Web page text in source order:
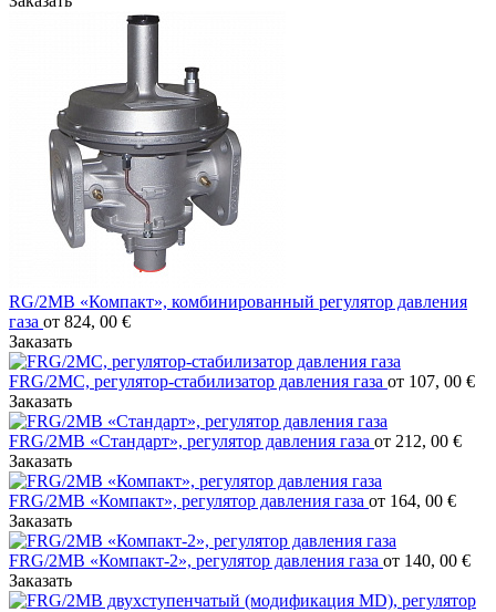
Максимальная пропускная способность до 25 нм3/ч
RG/2MB «Компакт», комбинированный регулятор давления
газа от 824, 00 €
Заказать
FRG/2MC, регулятор-стабилизатор давления газа от 107, 00 €
Заказать
FRG/2MB «Стандарт», регулятор давления газа от 212, 00 €
Заказать
FRG/2MB «Компакт», регулятор давления газа от 164, 00 €
Заказать
FRG/2MB «Компакт-2», регулятор давления газа от 140, 00 €
Заказать